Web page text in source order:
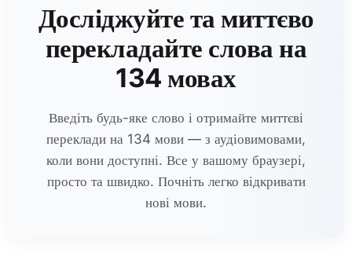
Досліджуйте та миттєво
перекладайте слова на
134 мовах
Введіть будь-яке слово і отримайте миттєві
переклади на 134 мови — з аудіовимовами,
коли вони доступні. Все у вашому браузері,
просто та швидко. Почніть легко відкривати
нові мови.